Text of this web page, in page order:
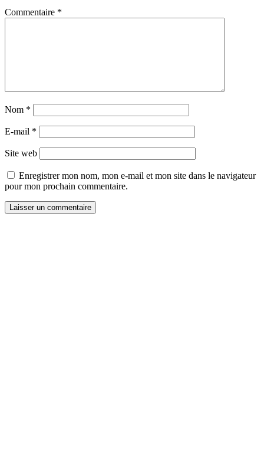
Commentaire *
Nom *
E-mail *
Site web
Enregistrer mon nom, mon e-mail et mon site dans le navigateur
pour mon prochain commentaire.